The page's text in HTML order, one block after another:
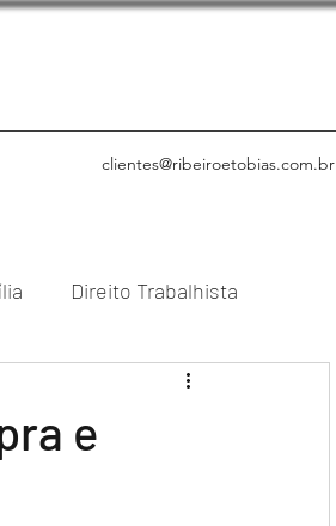
clientes@ribeiroetobias.com.br
Direito Trabalhista
e